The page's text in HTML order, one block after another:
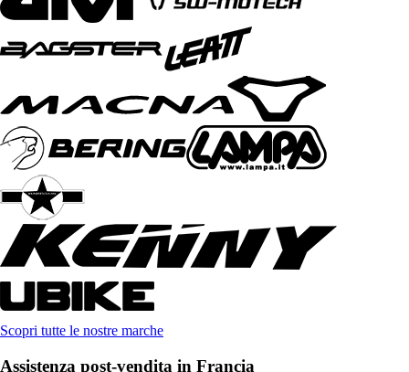
Scopri tutte le nostre marche
Assistenza post-vendita in Francia